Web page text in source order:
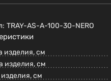
TRAY-AS-A-100-30-NERO
изделия, см
изделия, см
см